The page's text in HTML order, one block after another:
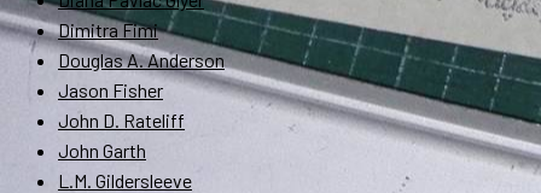
Dimitra Fimi
Douglas A. Anderson
Jason Fisher
John D. Rateliff
John Garth
L.M. Gildersleeve